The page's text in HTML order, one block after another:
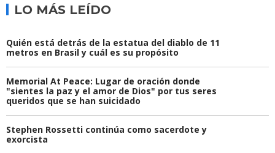
LO MÁS LEÍDO
Quién está detrás de la estatua del diablo de 11
metros en Brasil y cuál es su propósito
Memorial At Peace: Lugar de oración donde
"sientes la paz y el amor de Dios" por tus seres
queridos que se han suicidado
Stephen Rossetti continúa como sacerdote y
exorcista